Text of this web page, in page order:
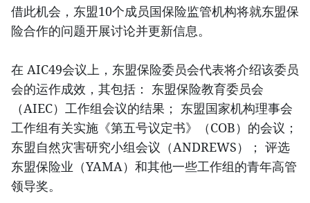
借此机会，东盟10个成员国保险监管机构将就东盟保
险合作的问题开展讨论并更新信息。
在 AIC49会议上，东盟保险委员会代表将介绍该委员
会的运作成效，其包括： 东盟保险教育委员会
（AIEC）工作组会议的结果； 东盟国家机构理事会
工作组有关实施《第五号议定书》（COB）的会议；
东盟自然灾害研究小组会议（ANDREWS）； 评选
东盟保险业（YAMA）和其他一些工作组的青年高管
领导奖。